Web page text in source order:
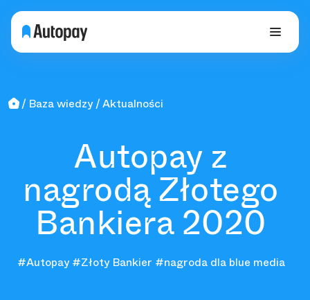
Baza wiedzy Aktualności
Autopay z
nagrodą Złotego
Bankiera 2020
#Autopay #Złoty Bankier #nagroda dla blue media